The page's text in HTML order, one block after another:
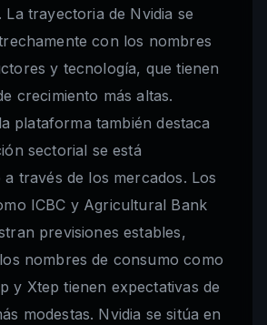
La trayectoria de Nvidia se
con los nombres
y tecnología, que tienen
crecimiento más altas.
plataforma también destaca
sectorial se está
través de los mercados. Los
ICBC y Agricultural Bank
previsiones estables,
nombres de consumo como
y Xtep tienen expectativas de
modestas. Nvidia se sitúa en